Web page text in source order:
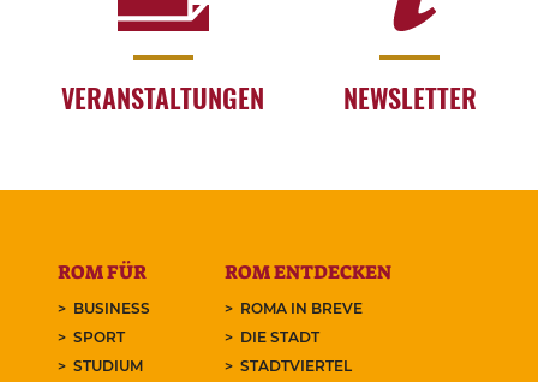
VERANSTALTUNGEN NEWSLETTER
ROM FÜR
BUSINESS
SPORT
STUDIUM
ROM ENTDECKEN
ROMA IN BREVE
DIE STADT
STADTVIERTEL